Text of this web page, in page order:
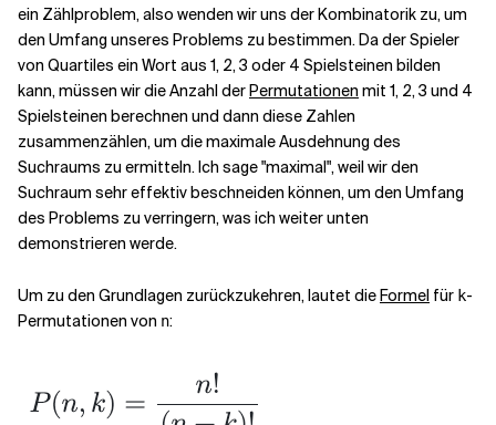
ein Zählproblem, also wenden wir uns der Kombinatorik zu, um
den Umfang unseres Problems zu bestimmen. Da der Spieler
von Quartiles ein Wort aus 1, 2, 3 oder 4 Spielsteinen bilden
kann, müssen wir die Anzahl derPermutationen mit 1, 2, 3 und 4
Spielsteinen berechnen und dann diese Zahlen
zusammenzählen, um die maximale Ausdehnung des
Suchraums zu ermitteln. Ich sage "maximal", weil wir den
Suchraum sehr effektiv beschneiden können, um den Umfang
des Problems zu verringern, was ich weiter unten
demonstrieren werde.
Um zu den Grundlagen zurückzukehren, lautet dieFormel für k-
Permutationen von n: